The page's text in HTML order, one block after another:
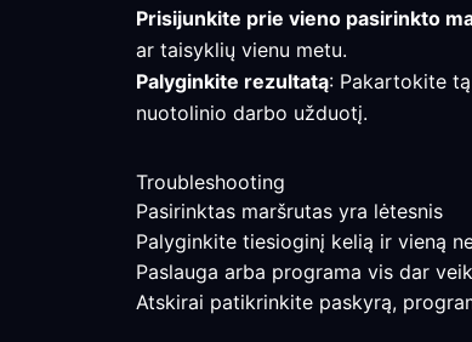
Prisijunkite prie vieno pasirinkto
ar taisyklių vienu metu.
Palyginkite rezultatą: Pakartokite
nuotolinio darbo užduotį.
Troubleshooting
Pasirinktas maršrutas yra lėtesnis
Palyginkite tiesioginį kelią ir vieną
Paslauga arba programa vis dar
Atskirai patikrinkite paskyrą,